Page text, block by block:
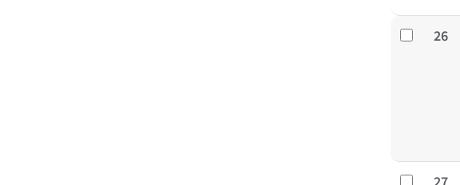
勾選 26
27